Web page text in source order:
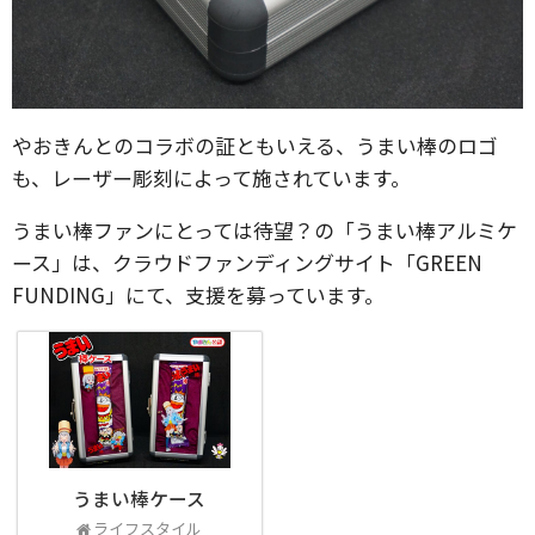
やおきんとのコラボの証ともいえる、うまい棒のロゴ
も、レーザー彫刻によって施されています。
うまい棒ファンにとっては待望？の「うまい棒アルミケ
ース」は、クラウドファンディングサイト「GREEN
FUNDING」にて、支援を募っています。
うまい棒ケース
ライフスタイル